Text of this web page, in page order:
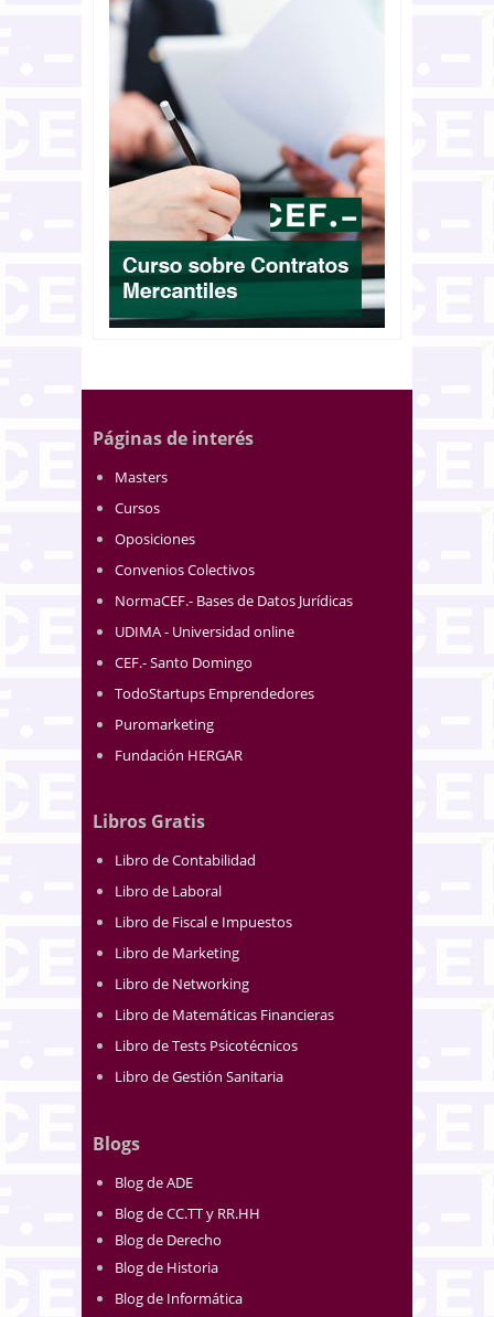
Páginas de interés
Masters
Cursos
Oposiciones
Convenios Colectivos
NormaCEF.- Bases de Datos Jurídicas
UDIMA - Universidad online
CEF.- Santo Domingo
TodoStartups Emprendedores
Puromarketing
Fundación HERGAR
Libros Gratis
Libro de Contabilidad
Libro de Laboral
Libro de Fiscal e Impuestos
Libro de Marketing
Libro de Networking
Libro de Matemáticas Financieras
Libro de Tests Psicotécnicos
Libro de Gestión Sanitaria
Blogs
Blog de ADE
Blog de CC.TT y RR.HH
Blog de Derecho
Blog de Historia
Blog de Informática